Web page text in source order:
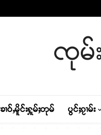
ၸုမ်
ၶၢဝ်ႇမိူင်းႁူမ်ႈတုမ် ပွင်ႈၵႂၢမ်း